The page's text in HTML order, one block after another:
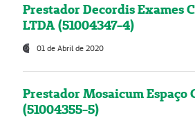
Prestador Decordis Exames
LTDA (51004347-4)
01 de Abril de 2020
Prestador Mosaicum
(51004355-5)